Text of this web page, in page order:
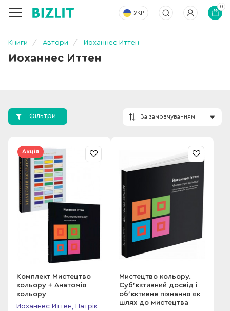
УКР
0
Книги Автори Иоханнес Иттен
Иоханнес Иттен
Фільтри
Акція
Комплект Мистецтво
кольору + Анатомія
кольору
Иоханнес Иттен, Патрік
Мистецтво кольору.
Суб’єктивний досвід і
об’єктивне пізнання як
шлях до мистецтва